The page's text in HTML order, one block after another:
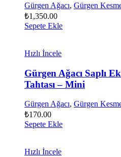
Gürgen Ağacı, Gürgen
₺1,350.00
Sepete Ekle
Hızlı İncele
Gürgen Ağacı Saplı
Tahtası – Mini
Gürgen Ağacı, Gürgen
₺170.00
Sepete Ekle
Hızlı İncele